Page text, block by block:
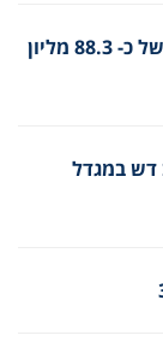
מניבים משלימה גיוס הון בהיקף של כ- 88.3 מליון
דש במגדל